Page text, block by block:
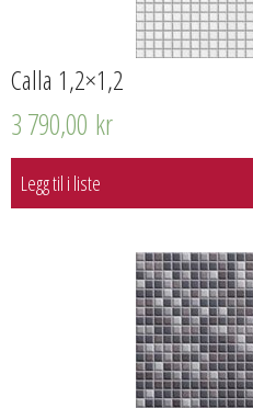
Calla 1,2×1,2
3 790,00 kr
Legg til i liste